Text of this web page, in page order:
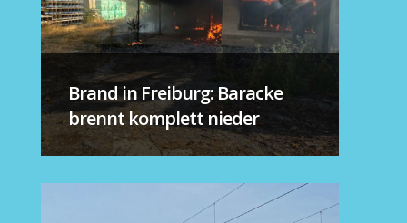
Brand in Freiburg: Baracke
brennt komplett nieder